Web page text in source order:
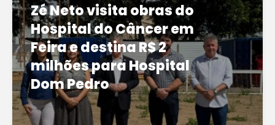
Zé Neto visita obras do
Hospital do Câncer em
Feira e destina R$ 2
milhões para Hospital
Dom Pedro